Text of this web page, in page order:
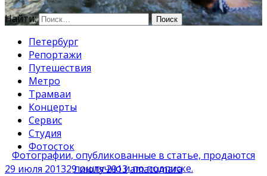
Найти:
Петербург
Репортажи
Путешествия
Метро
Трамваи
Концерты
Сервис
Студия
Фотосток
29 июля 201329 июля 2013amacumara
Фотографии, опубликованные в статье, продаются
поштучно и по подписке.